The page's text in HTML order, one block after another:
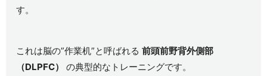
す。
これは脳の”作業机”と呼ばれる前頭前野背外側部
（DLPFC）
の典型的なトレーニングです。